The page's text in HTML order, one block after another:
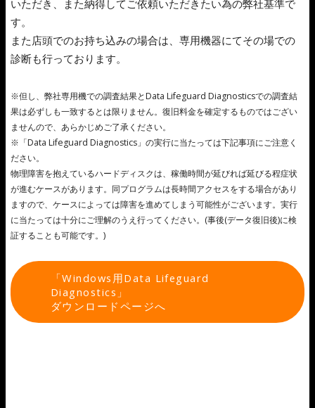
いただき、また納得してご依頼いただきたい為の弊社基準で
す。
また店頭でのお持ち込みの場合は、専用機器にてその場での
診断も行っております。
※但し、弊社専用機での調査結果とData Lifeguard Diagnosticsでの調査結
果は必ずしも一致するとは限りません。復旧料金を確定するものではござい
ませんので、あらかじめご了承ください。
※「Data Lifeguard Diagnostics」の実行に当たっては下記事項にご注意く
ださい。
物理障害を抱えているハードディスクは、稼働時間が延びれば延びる程症状
が進むケースがあります。同プログラムは長時間アクセスをする場合があり
ますので、ケースによっては障害を進めてしまう可能性がございます。実行
に当たっては十分にご理解のうえ行ってください。(事後(データ復旧後)に検
証することも可能です。)
「Windows用Data Lifeguard
Diagnostics」
ダウンロードページへ